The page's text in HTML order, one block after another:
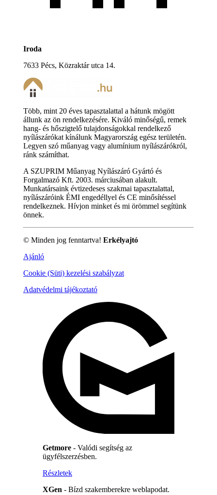
Iroda
7633 Pécs, Közraktár utca 14.
Több, mint 20 éves tapasztalattal a hátunk mögött
állunk az ön rendelkezésére. Kiváló minőségű, remek
hang- és hőszigtelő tulajdonságokkal rendelkező
nyílászárókat kínálunk Magyarország egész területén.
Legyen szó műanyag vagy alumínium nyílászárókról,
ránk számíthat.
A SZUPRIM Műanyag Nyílászáró Gyártó és
Forgalmazó Kft. 2003. márciusában alakult.
Munkatársaink évtizedeses szakmai tapasztalattal,
nyílászáróink ÉMI engedéllyel és CE minősítéssel
rendelkeznek. Hívjon minket és mi örömmel segítünk
önnek.
© Minden jog fenntartva! Erkélyajtó
Ajánló
Cookie (Süti) kezelési szabályzat
Adatvédelmi tájékoztató
Getmore - Valódi segítség az
ügyfélszerzésben.
Részletek
XGen - Bízd szakemberekre weblapodat.